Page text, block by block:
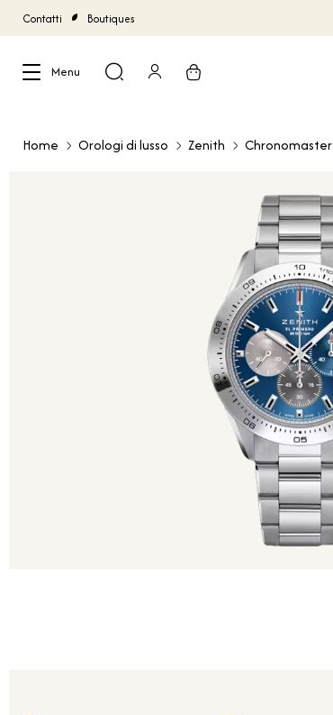
Contatti Boutiques
Menu
Home Orologi di lusso Zenith Chronomaster